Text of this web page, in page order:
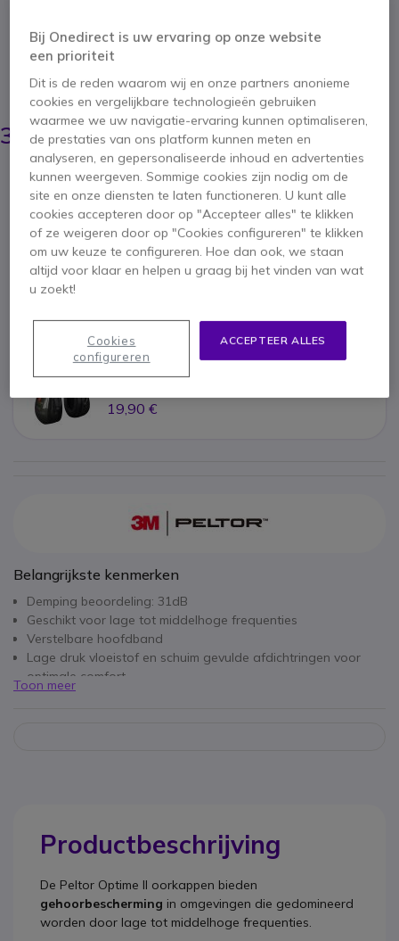
tot middelhoge frequenties.
4.6 van 26 Reviews
BESPAAR 14,10 € PACK
53,90 €
39,81 € ex. BTW- 48,16 € incl. BTW
Aantal
IN WINKELWAGEN
OFFERTE BINNEN 4 UUR
10 producten
3M Peltor Optime II Hoofdband Versie
19,90 €
Belangrijkste kenmerken
Demping beoordeling: 31dB
Geschikt voor lage tot middelhoge frequenties
Verstelbare hoofdband
Lage druk vloeistof en schuim gevulde afdichtringen voor
optimale comfort
Ideale keuze voor luidruchtige omgevingen zoals;
Toon meer
Productbeschrijving
De Peltor Optime II oorkappen bieden
gehoorbescherming in omgevingen die gedomineerd
worden door lage tot middelhoge frequenties.
Bij Onedirect is uw ervaring op onze website
een prioriteit
Dit is de reden waarom wij en onze partners anonieme
cookies en vergelijkbare technologieën gebruiken
waarmee we uw navigatie-ervaring kunnen optimaliseren,
de prestaties van ons platform kunnen meten en
analyseren, en gepersonaliseerde inhoud en advertenties
kunnen weergeven. Sommige cookies zijn nodig om de
site en onze diensten te laten functioneren. U kunt alle
cookies accepteren door op "Accepteer alles" te klikken
of ze weigeren door op "Cookies configureren" te klikken
om uw keuze te configureren. Hoe dan ook, we staan
altijd voor klaar en helpen u graag bij het vinden van wat
u zoekt!
ACCEPTEER ALLES
Cookies
configureren